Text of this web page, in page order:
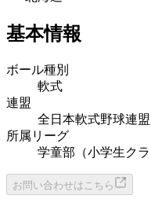
基本情報
ボール種別
軟式
連盟
全日本軟式野球連盟
所属リーグ
学童部（小学生クラ
お問い合わせはこちら